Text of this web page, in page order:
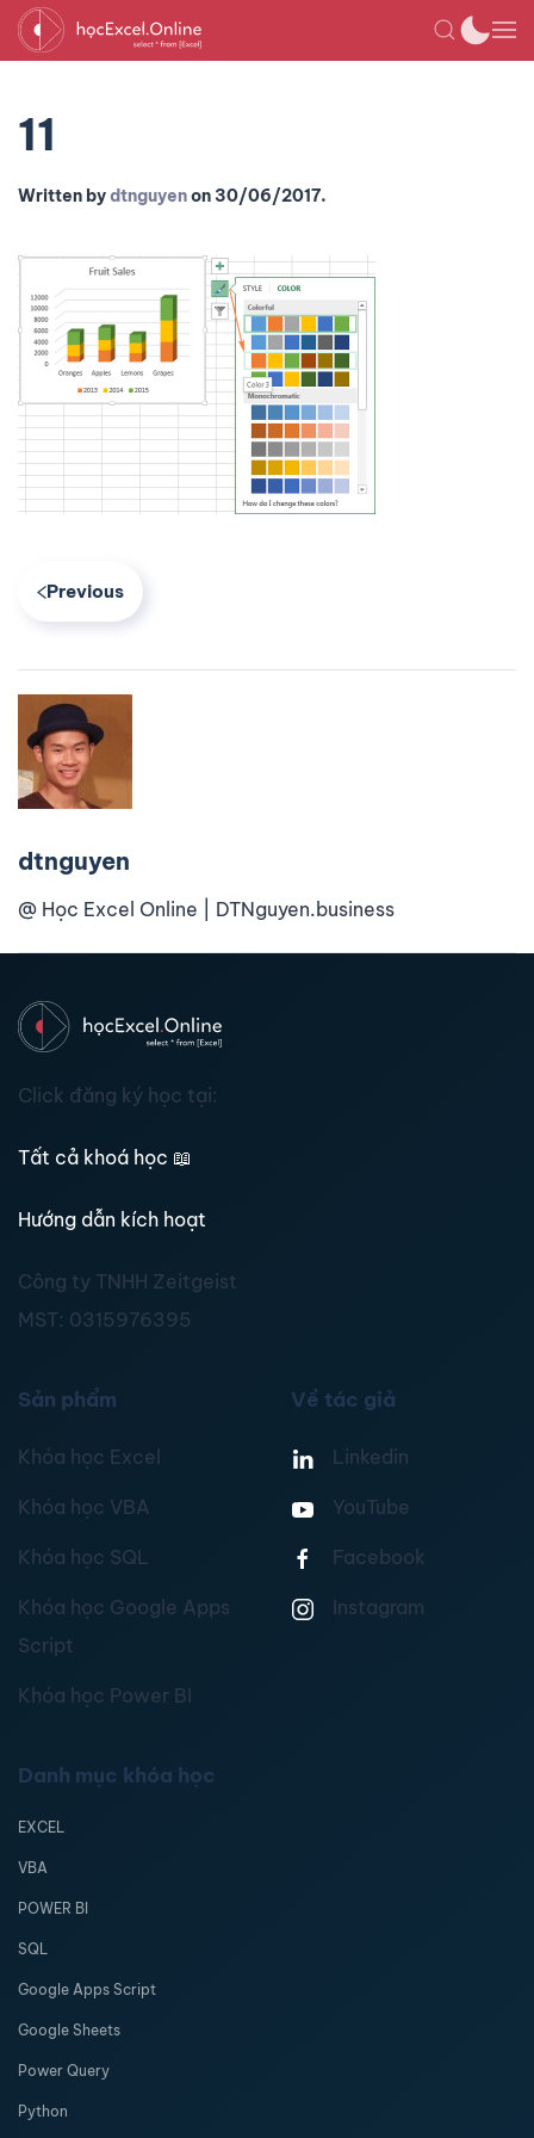
11
Written bydtnguyenon 30/06/2017.
Previous
dtnguyen
@ Học Excel Online | DTNguyen.business
Click đăng ký học tại:
Tất cả khoá học 📖
Hướng dẫn kích hoạt
Công ty TNHH Zeitgeist
MST: 0315976395
Sản phẩm
Khóa học Excel
Khóa học VBA
Khóa học SQL
Khóa học Google Apps
Script
Khóa học Power BI
Về tác giả
Linkedin
YouTube
Facebook
Instagram
Danh mục khóa học
EXCEL
VBA
POWER BI
SQL
Google Apps Script
Google Sheets
Power Query
Python